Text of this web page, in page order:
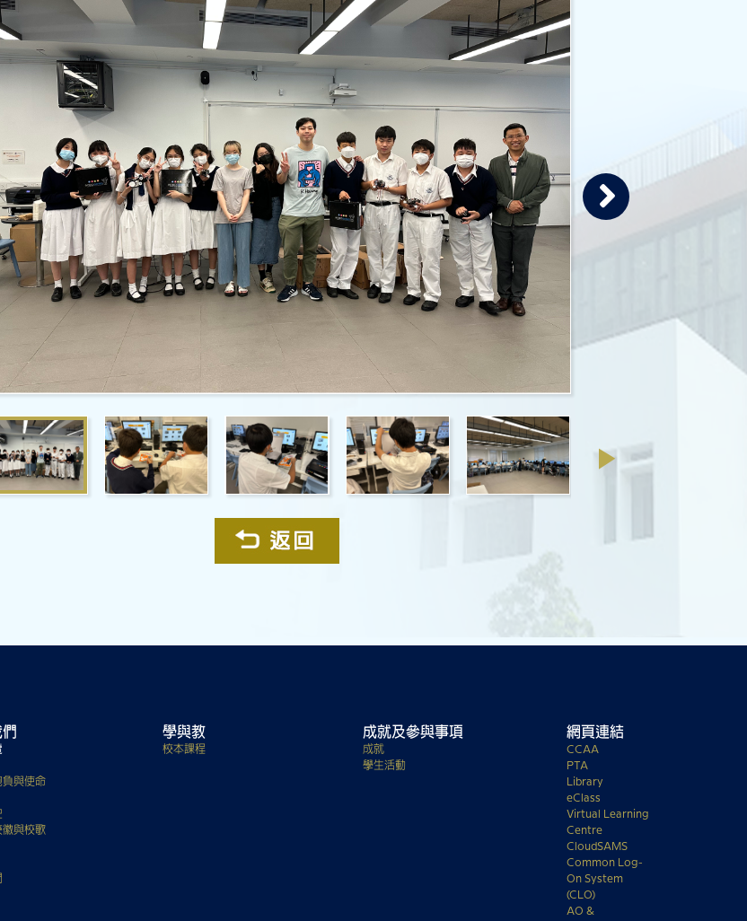
負與使命
徽與校歌
學與教
校本課程
成就及參與事項
成就
學生活動
網頁連結
CCAA
PTA
Library
eClass
Virtual Learning
Centre
CloudSAMS
Common Log-
On System
(CLO)
AO &